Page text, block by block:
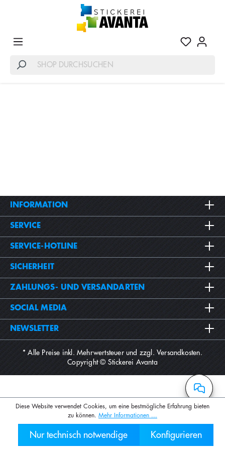
030 2000
INFORMATION
SERVICE
SERVICE-HOTLINE
SICHERHEIT
ZAHLUNGS- UND VERSANDARTEN
SOCIAL MEDIA
NEWSLETTER
* Alle Preise inkl. Mehrwertsteuer und zzgl.Versandkosten.
Copyright © Stickerei Avanta
Diese Website verwendet Cookies, um eine bestmögliche Erfahrung bieten
zu können. Mehr Informationen ...
Nur technisch notwendige Konfigurieren